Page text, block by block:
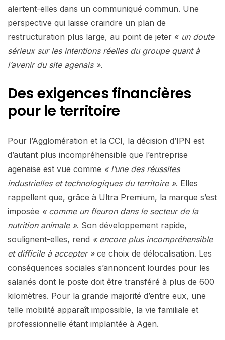
alertent-elles dans un communiqué commun. Une
perspective qui laisse craindre un plan de
restructuration plus large, au point de jeter « un doute
sérieux sur les intentions réelles du groupe quant à
l’avenir du site agenais ».
Des exigences financières
pour le territoire
Pour l’Agglomération et la CCI, la décision d’IPN est
d’autant plus incompréhensible que l’entreprise
agenaise est vue comme « l’une des réussites
industrielles et technologiques du territoire ». Elles
rappellent que, grâce à Ultra Premium, la marque s’est
imposée « comme un fleuron dans le secteur de la
nutrition animale ». Son développement rapide,
soulignent-elles, rend « encore plus incompréhensible
et difficile à accepter »ce choix de délocalisation. Les
conséquences sociales s’annoncent lourdes pour les
salariés dont le poste doit être transféré à plus de 600
kilomètres. Pour la grande majorité d’entre eux, une
telle mobilité apparaît impossible, la vie familiale et
professionnelle étant implantée à Agen.